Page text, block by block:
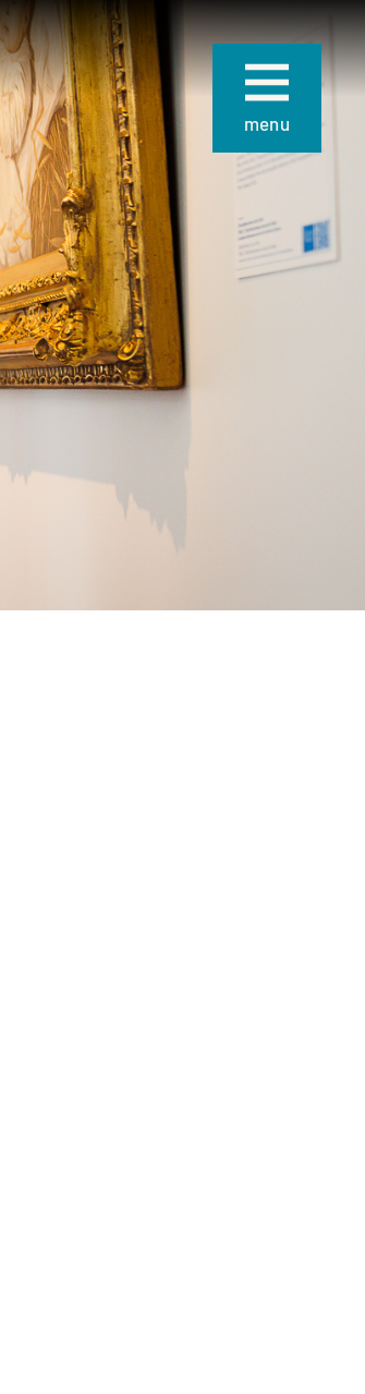
menu
Over Museum
Gouda
Organisatie
Steun ons
Nieuws
Contact